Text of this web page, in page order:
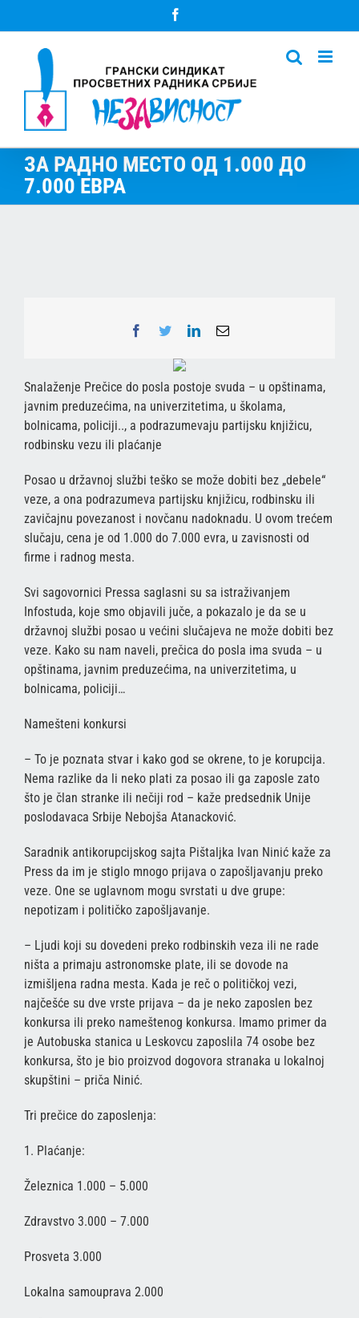
to
ЗА РАДНО МЕСТО ОД 1.000 ДО
7.000 ЕВРА
Facebook
TwitterLinkedInEmail
Snalaženje Prečice do posla postoje svuda – u opštinama,
javnim preduzećima, na univerzitetima, u školama,
bolnicama, policiji.., a podrazumevaju partijsku knjižicu,
rodbinsku vezu ili plaćanje
Posao u državnoj službi teško se može dobiti bez „debele“
veze, a ona podrazumeva partijsku knjižicu, rodbinsku ili
zavičajnu povezanost i novčanu nadoknadu. U ovom trećem
slučaju, cena je od 1.000 do 7.000 evra, u zavisnosti od
firme i radnog mesta.
Svi sagovornici Pressa saglasni su sa istraživanjem
Infostuda, koje smo objavili juče, a pokazalo je da se u
državnoj službi posao u većini slučajeva ne može dobiti bez
veze. Kako su nam naveli, prečica do posla ima svuda – u
opštinama, javnim preduzećima, na univerzitetima, u
bolnicama, policiji…
Namešteni konkursi
– To je poznata stvar i kako god se okrene, to je korupcija.
Nema razlike da li neko plati za posao ili ga zaposle zato
što je član stranke ili nečiji rod – kaže predsednik Unije
poslodavaca Srbije Nebojša Atanacković.
Saradnik antikorupcijskog sajta Pištaljka Ivan Ninić kaže za
Press da im je stiglo mnogo prijava o zapošljavanju preko
veze. One se uglavnom mogu svrstati u dve grupe:
nepotizam i političko zapošljavanje.
– Ljudi koji su dovedeni preko rodbinskih veza ili ne rade
ništa a primaju astronomske plate, ili se dovode na
izmišljena radna mesta. Kada je reč o političkoj vezi,
najčešće su dve vrste prijava – da je neko zaposlen bez
konkursa ili preko nameštenog konkursa. Imamo primer da
je Autobuska stanica u Leskovcu zaposlila 74 osobe bez
konkursa, što je bio proizvod dogovora stranaka u lokalnoj
skupštini – priča Ninić.
Tri prečice do zaposlenja:
1. Plaćanje:
Železnica 1.000 – 5.000
Zdravstvo 3.000 – 7.000
Prosveta 3.000
Lokalna samouprava 2.000